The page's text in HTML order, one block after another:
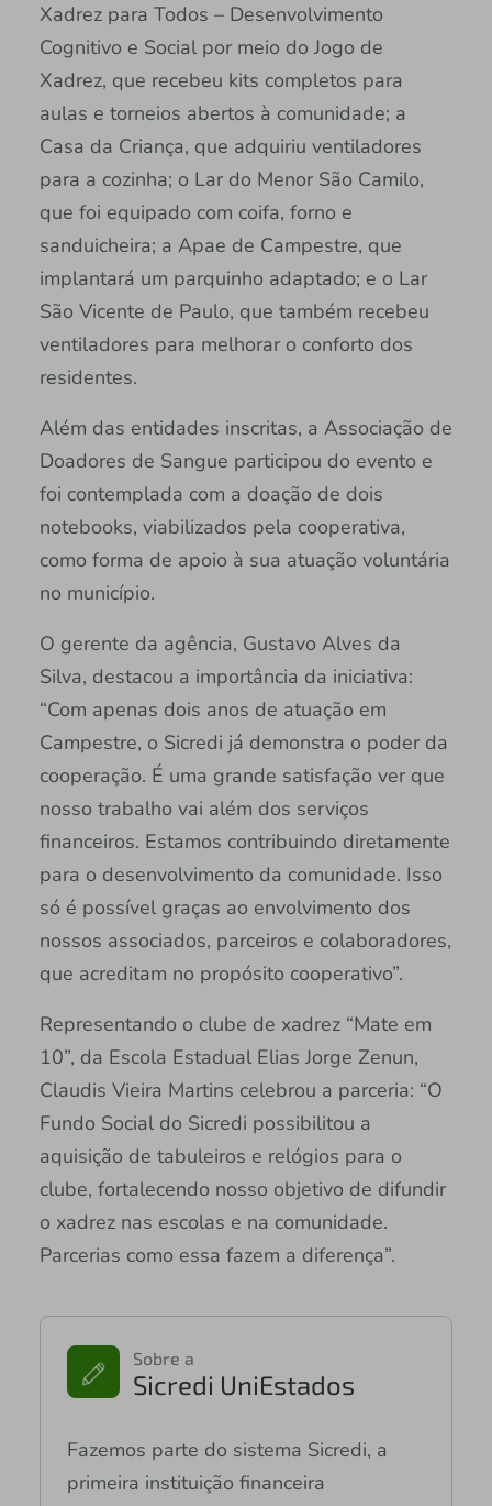
Xadrez para Todos – Desenvolvimento
Cognitivo e Social por meio do Jogo de
Xadrez, que recebeu kits completos para
aulas e torneios abertos à comunidade; a
Casa da Criança, que adquiriu ventiladores
para a cozinha; o Lar do Menor São Camilo,
que foi equipado com coifa, forno e
sanduicheira; a Apae de Campestre, que
implantará um parquinho adaptado; e o Lar
São Vicente de Paulo, que também recebeu
ventiladores para melhorar o conforto dos
residentes.
Além das entidades inscritas, a Associação de
Doadores de Sangue participou do evento e
foi contemplada com a doação de dois
notebooks, viabilizados pela cooperativa,
como forma de apoio à sua atuação voluntária
no município.
O gerente da agência, Gustavo Alves da
Silva, destacou a importância da iniciativa:
“Com apenas dois anos de atuação em
Campestre, o Sicredi já demonstra o poder da
cooperação. É uma grande satisfação ver que
nosso trabalho vai além dos serviços
financeiros. Estamos contribuindo diretamente
para o desenvolvimento da comunidade. Isso
só é possível graças ao envolvimento dos
nossos associados, parceiros e colaboradores,
que acreditam no propósito cooperativo”.
Representando o clube de xadrez “Mate em
10”, da Escola Estadual Elias Jorge Zenun,
Claudis Vieira Martins celebrou a parceria: “O
Fundo Social do Sicredi possibilitou a
aquisição de tabuleiros e relógios para o
clube, fortalecendo nosso objetivo de difundir
o xadrez nas escolas e na comunidade.
Parcerias como essa fazem a diferença”.
Sobre a
Sicredi UniEstados
Fazemos parte do sistema Sicredi, a
primeira instituição financeira